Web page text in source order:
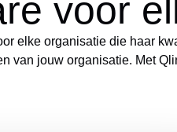
voor
elke organisatie die haar
van jouw organisatie. Met